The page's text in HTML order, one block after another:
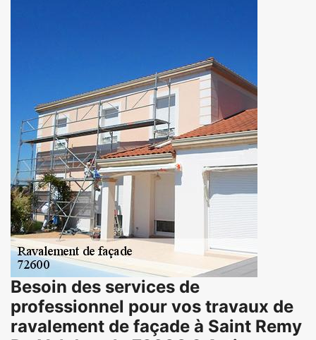
Besoin des services de
professionnel pour vos travaux de
ravalement de façade à Saint Remy